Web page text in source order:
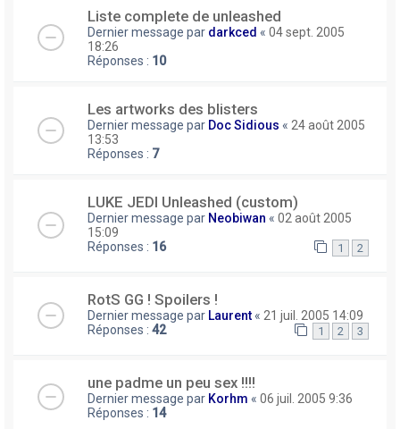
Liste complete de unleashed
Dernier message par darkced « 04 sept. 2005
18:26
Réponses : 10
Les artworks des blisters
Dernier message par Doc Sidious « 24 août 2005
13:53
Réponses : 7
LUKE JEDI Unleashed (custom)
Dernier message par Neobiwan « 02 août 2005
15:09
Réponses : 16 1 2
RotS GG ! Spoilers !
Dernier message par Laurent « 21 juil. 2005 14:09
Réponses : 42 1 2 3
une padme un peu sex !!!!
Dernier message par Korhm « 06 juil. 2005 9:36
Réponses : 14